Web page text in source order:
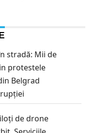
stradă: Mii de
protestele
Belgrad
de drone